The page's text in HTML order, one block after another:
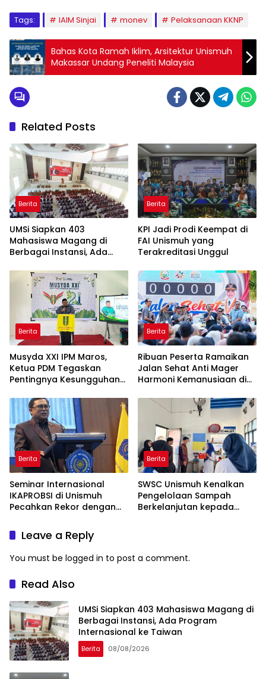
Tags: IAIM Sinjai monev Pelaksanaan KKNP
Bahas Kota Ramah Iklim, Arsitektur Unismuh
Makassar Undang Peneliti Malaysia
Related Posts
Berita
UMSi Siapkan 403
Mahasiswa Magang di
Berbagai Instansi, Ada
Taiwan
Berita
KPI Jadi Prodi Keempat di
FAI Unismuh yang
Terakreditasi Unggul
Berita
Musyda XXI IPM Maros,
Ketua PDM Tegaskan
Pentingnya Kesungguhan
Berita
Ribuan Peserta Ramaikan
Jalan Sehat Anti Mager
Harmoni Kemanusiaan di
Berita
Seminar Internasional
IKAPROBSI di Unismuh
Pecahkan Rekor dengan
Berita
SWSC Unismuh Kenalkan
Pengelolaan Sampah
Berkelanjutan kepada
Leave a Reply
You must be logged in to post a comment.
Read Also
UMSi Siapkan 403 Mahasiswa Magang di
Berbagai Instansi, Ada Program
Internasional ke Taiwan
Berita 08/08/2026